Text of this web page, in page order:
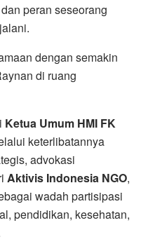
peran seseorang
dengan semakin
di ruang
Ketua Umum HMI FK
keterlibatannya
advokasi
Aktivis Indonesia NGO,
wadah partisipasi
pendidikan, kesehatan,